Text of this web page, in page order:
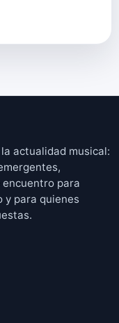
actualidad musical:
para
y para quienes